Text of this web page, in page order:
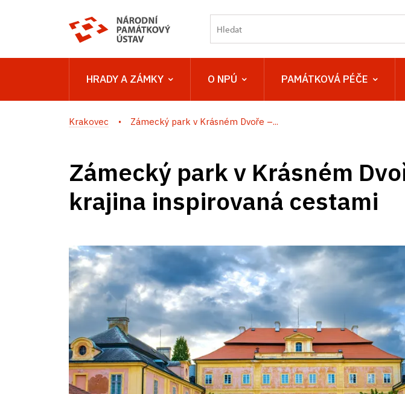
HRADY A ZÁMKY O NPÚ PAMÁTKOVÁ PÉČE
Krakovec Zámecký park v Krásném Dvoře –...
Zámecký park v Krásném
krajina inspirovaná cestami